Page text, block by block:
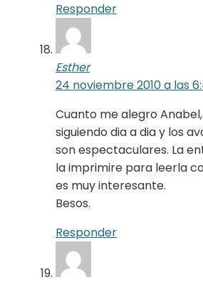
Responder
Esther
24 noviembre 2010 a las
Cuanto me alegro
siguiendo dia a dia y los
son espectaculares. La
la imprimire para leerla
es muy interesante.
Besos.
Responder